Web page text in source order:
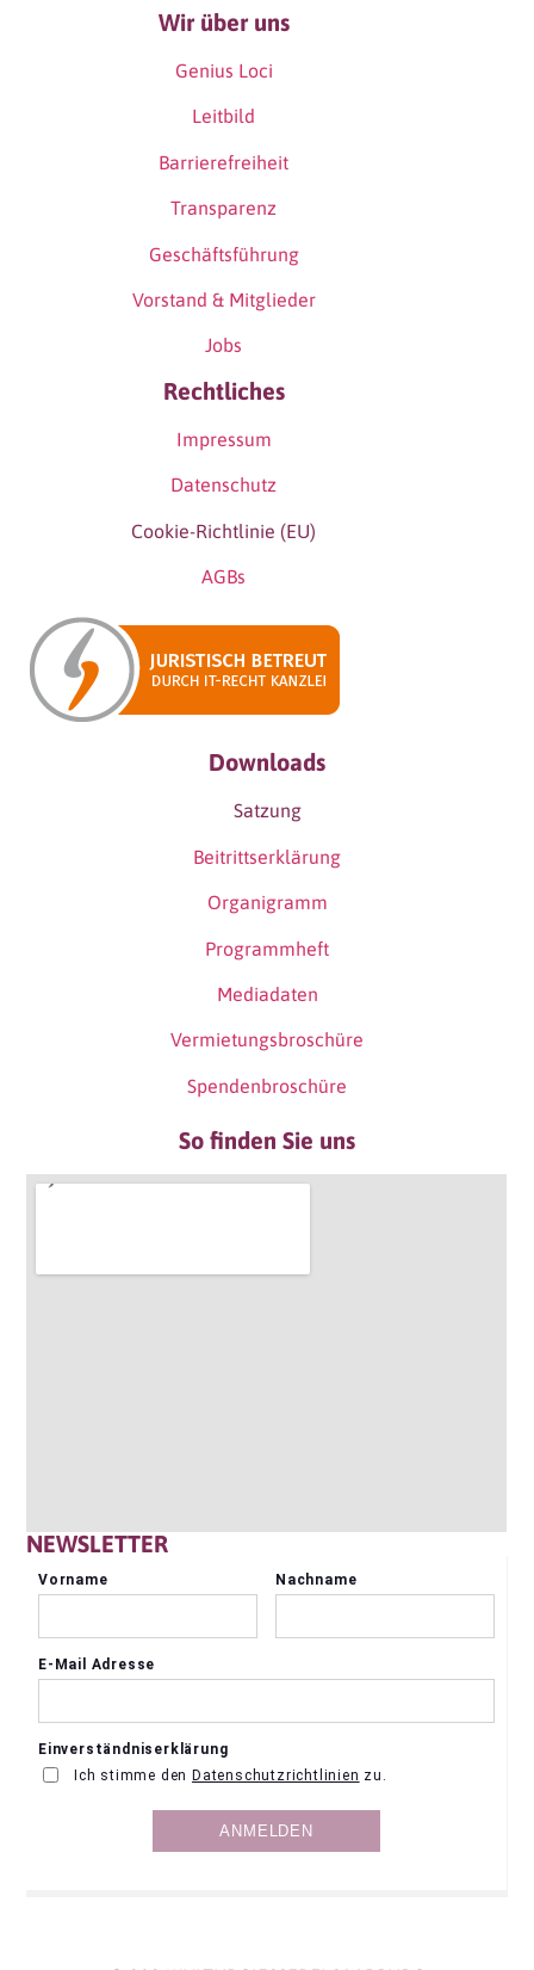
Wir über uns
Genius Loci
Leitbild
Barrierefreiheit
Transparenz
Geschäftsführung
Vorstand & Mitglieder
Jobs
Rechtliches
Impressum
Datenschutz
Cookie-Richtlinie (EU)
AGBs
Downloads
Satzung
Beitrittserklärung
Organigramm
Programmheft
Mediadaten
Vermietungsbroschüre
Spendenbroschüre
So finden Sie uns
NEWSLETTER